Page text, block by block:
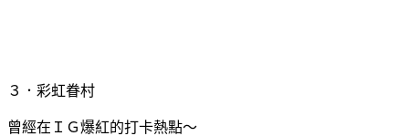
３．彩虹眷村
曾經在ＩＧ爆紅的打卡熱點～